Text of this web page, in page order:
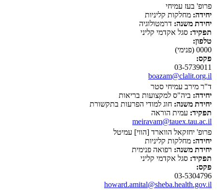
פרופ' בעז עמיחי
יחידה: מחלקות קליניות
יחידת משנה: דרמטולוגיה
תפקיד: סגל אקדמי קליני
טלפון:
0000 (פנימי)
פקס:
03-5739011
boazam@clalit.org.il
ד"ר מירב עמיחי סטר
יחידה: ביה"ס למקצועות בריאות
יחידת משנה: חוג למודי הפרעות בתקשורת
תפקיד: עמית הוראה
meiravam@tauex.tau.ac.il
פרופ' יחזקאל הווארד [הווי] עמיטל
יחידה: מחלקות קליניות
יחידת משנה: רפואה פנימית
תפקיד: סגל אקדמי קליני
פקס:
03-5304796
howard.amital@sheba.health.gov.il